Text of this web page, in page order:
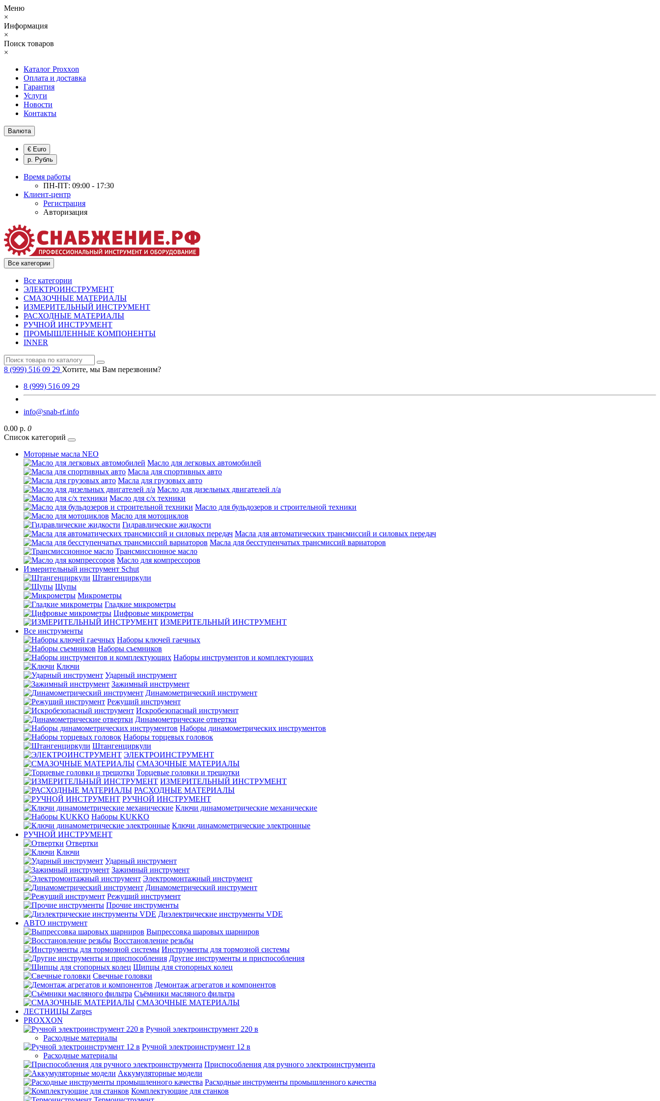
Меню
×
Информация
×
Поиск товаров
×
Каталог Proxxon
Оплата и доставка
Гарантия
Услуги
Новости
Контакты
Валюта
€ Euro
р. Рубль
Время работы
ПН-ПТ: 09:00 - 17:30
Клиент-центр
Регистрация
Авторизация
Все категории
Все категории
ЭЛЕКТРОИНСТРУМЕНТ
СМАЗОЧНЫЕ МАТЕРИАЛЫ
ИЗМЕРИТЕЛЬНЫЙ ИНСТРУМЕНТ
РАСХОДНЫЕ МАТЕРИАЛЫ
РУЧНОЙ ИНСТРУМЕНТ
ПРОМЫШЛЕННЫЕ КОМПОНЕНТЫ
INNER
8 (999) 516 09 29 Хотите, мы Вам перезвоним?
8 (999) 516 09 29
info@snab-rf.info
0.00 р. 0
Список категорий
Моторные масла NEO
Масло для легковых автомобилей
Масла для спортивных авто
Масла для грузовых авто
Масло для дизельных двигателей л/а
Масло для с/х техники
Масло для бульдозеров и строительной техники
Масло для мотоциклов
Гидравлические жидкости
Масла для автоматических трансмиссий и силовых передач
Масла для бесступенчатых трансмиссий вариаторов
Трансмиссионное масло
Масло для компрессоров
Измерительный инструмент Schut
Штангенциркули
Щупы
Микрометры
Гладкие микрометры
Цифровые микрометры
ИЗМЕРИТЕЛЬНЫЙ ИНСТРУМЕНТ
Все инструменты
Наборы ключей гаечных
Наборы съемников
Наборы инструментов и комплектующих
Ключи
Ударный инструмент
Зажимный инструмент
Динамометрический инструмент
Режущий инструмент
Искробезопасный инструмент
Динамометрические отвертки
Наборы динамометрических инструментов
Наборы торцевых головок
Штангенциркули
ЭЛЕКТРОИНСТРУМЕНТ
СМАЗОЧНЫЕ МАТЕРИАЛЫ
Торцевые головки и трещотки
ИЗМЕРИТЕЛЬНЫЙ ИНСТРУМЕНТ
РАСХОДНЫЕ МАТЕРИАЛЫ
РУЧНОЙ ИНСТРУМЕНТ
Ключи динамометрические механические
Наборы KUKKO
Ключи динамометрические электронные
РУЧНОЙ ИНСТРУМЕНТ
Отвертки
Ключи
Ударный инструмент
Зажимный инструмент
Электромонтажный инструмент
Динамометрический инструмент
Режущий инструмент
Прочие инструменты
Диэлектрические инструменты VDE
АВТО инструмент
Выпрессовка шаровых шарниров
Восстановление резьбы
Инструменты для тормозной системы
Другие инструменты и приспособления
Щипцы для стопорных колец
Свечные головки
Демонтаж агрегатов и компонентов
Съёмники масляного фильтра
СМАЗОЧНЫЕ МАТЕРИАЛЫ
ЛЕСТНИЦЫ Zarges
PROXXON
Ручной электроинструмент 220 в
Расходные материалы
Ручной электроинструмент 12 в
Расходные материалы
Приспособления для ручного электроинструмента
Аккумуляторные модели
Расходные инструменты промышленного качества
Комплектующие для станков